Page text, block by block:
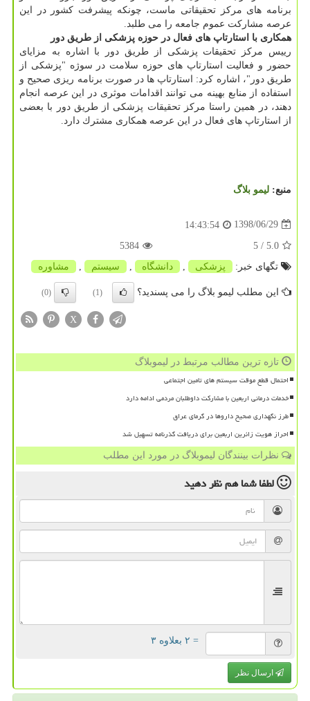
برنامه های مركز تحقیقاتی ماست، چونكه پیشرفت كشور در این
عرصه مشاركت عموم جامعه را می طلبد.
همكاری با استارتاپ های فعال در حوزه پزشكی از طریق دور
رییس مركز تحقیقات پزشكی از طریق دور با اشاره به مزایای
حضور و فعالیت استارتاپ های حوزه سلامت در سوژه "پزشكی از
طریق دور"، اشاره كرد: استارتاپ ها در صورت برنامه ریزی صحیح و
استفاده از منابع بهینه می توانند اقدامات موثری در این عرصه انجام
دهند، در همین راستا مركز تحقیقات پزشكی از طریق دور با بعضی
از استارتاپ های فعال در این عرصه همكاری مشترك دارد.
منبع: لیمو بلاگ
1398/06/29
14:43:54
5.0
/ 5
5384
تگهای خبر:
پزشكی دانشگاه سیستم مشاوره
این مطلب لیمو بلاگ را می پسندید؟ (1)
(0)
X
تازه ترین مطالب مرتبط در لیموبلاگ
احتمال قطع موقت سیستم های تامین اجتماعی
خدمات درمانی اربعین با مشارکت داوطلبان مردمی ادامه دارد
طرز نگهداری صحیح داروها در گرمای عراق
احراز هویت زائرین اربعین برای دریافت گذرنامه تسهیل شد
نظرات بینندگان لیموبلاگ در مورد این مطلب
لطفا شما همنظر دهید
= ۲ بعلاوه ۳
ارسال نظر